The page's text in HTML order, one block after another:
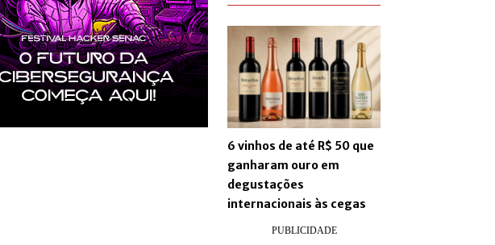
6 vinhos de até R$ 50 que
ganharam ouro em
degustações
internacionais às cegas